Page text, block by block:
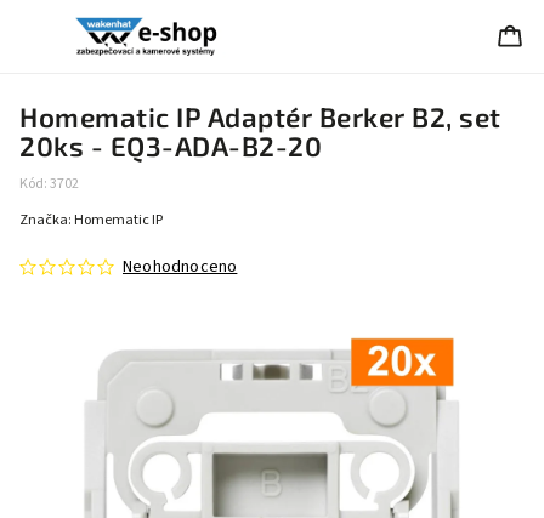
Homematic IP Adaptér Berker B2, set
20ks - EQ3-ADA-B2-20
Kód:3702
Neohodnoceno
Značka: Homematic IP